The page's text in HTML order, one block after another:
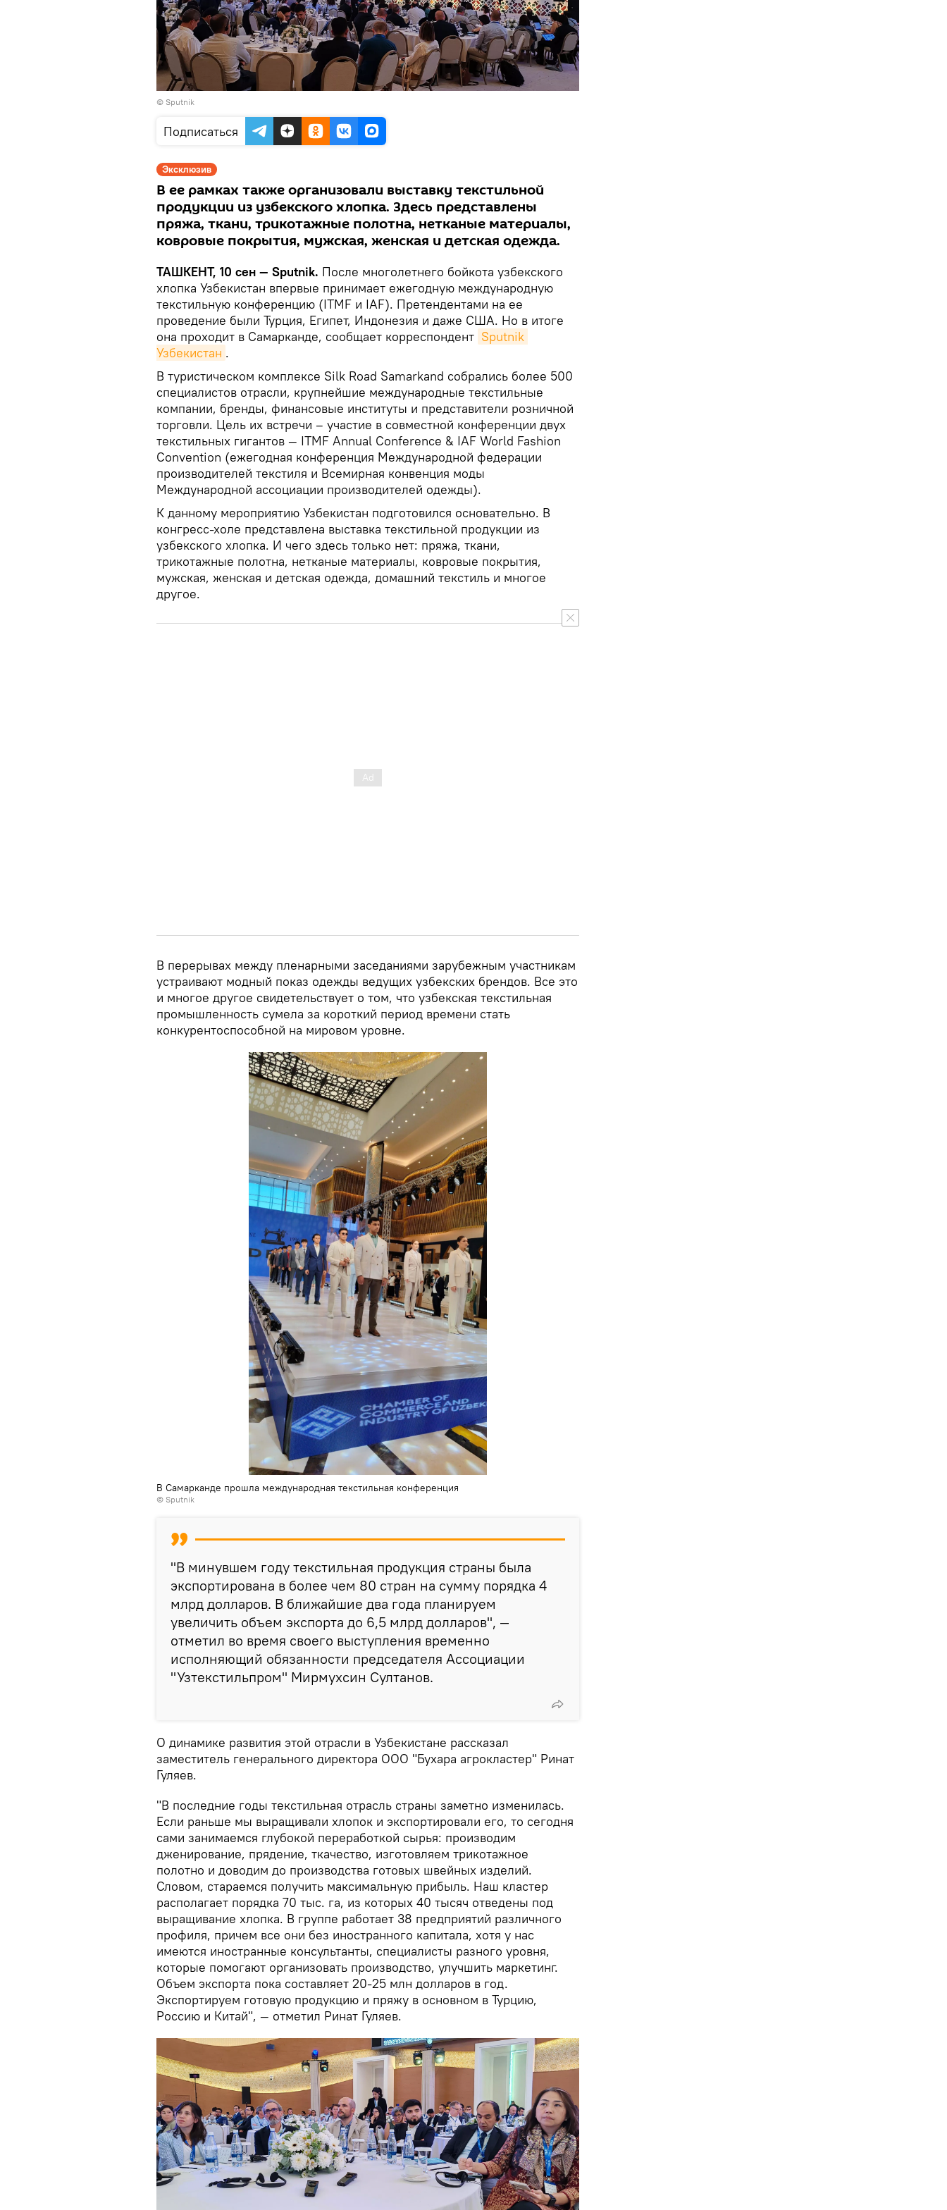
© Sputnik
Подписаться
Эксклюзив
В ее рамках также организовали выставку текстильной
продукции из узбекского хлопка. Здесь представлены
пряжа, ткани, трикотажные полотна, нетканые материалы,
ковровые покрытия, мужская, женская и детская одежда.
ТАШКЕНТ, 10 сен — Sputnik. После многолетнего бойкота узбекского
хлопка Узбекистан впервые принимает ежегодную международную
текстильную конференцию (ITMF и IAF). Претендентами на ее
проведение были Турция, Египет, Индонезия и даже США. Но в итоге
она проходит в Самарканде, сообщает корреспондент Sputnik
Узбекистан .
В туристическом комплексе Silk Road Samarkand собрались более 500
специалистов отрасли, крупнейшие международные текстильные
компании, бренды, финансовые институты и представители розничной
торговли. Цель их встречи – участие в совместной конференции двух
текстильных гигантов — ITMF Annual Conference & IAF World Fashion
Convention (ежегодная конференция Международной федерации
производителей текстиля и Всемирная конвенция моды
Международной ассоциации производителей одежды).
К данному мероприятию Узбекистан подготовился основательно. В
конгресс-холе представлена выставка текстильной продукции из
узбекского хлопка. И чего здесь только нет: пряжа, ткани,
трикотажные полотна, нетканые материалы, ковровые покрытия,
мужская, женская и детская одежда, домашний текстиль и многое
другое.
В перерывах между пленарными заседаниями зарубежным участникам
устраивают модный показ одежды ведущих узбекских брендов. Все это
и многое другое свидетельствует о том, что узбекская текстильная
промышленность сумела за короткий период времени стать
конкурентоспособной на мировом уровне.
В Самарканде прошла международная текстильная конференция
© Sputnik
"В минувшем году текстильная продукция страны была
экспортирована в более чем 80 стран на сумму порядка 4
млрд долларов. В ближайшие два года планируем
увеличить объем экспорта до 6,5 млрд долларов", —
отметил во время своего выступления временно
исполняющий обязанности председателя Ассоциации
"Узтекстильпром" Мирмухсин Султанов.
О динамике развития этой отрасли в Узбекистане рассказал
заместитель генерального директора ООО "Бухара агрокластер" Ринат
Гуляев.
"В последние годы текстильная отрасль страны заметно изменилась.
Если раньше мы выращивали хлопок и экспортировали его, то сегодня
сами занимаемся глубокой переработкой сырья: производим
дженирование, прядение, ткачество, изготовляем трикотажное
полотно и доводим до производства готовых швейных изделий.
Словом, стараемся получить максимальную прибыль. Наш кластер
располагает порядка 70 тыс. га, из которых 40 тысяч отведены под
выращивание хлопка. В группе работает 38 предприятий различного
профиля, причем все они без иностранного капитала, хотя у нас
имеются иностранные консультанты, специалисты разного уровня,
которые помогают организовать производство, улучшить маркетинг.
Объем экспорта пока составляет 20-25 млн долларов в год.
Экспортируем готовую продукцию и пряжу в основном в Турцию,
Россию и Китай", — отметил Ринат Гуляев.